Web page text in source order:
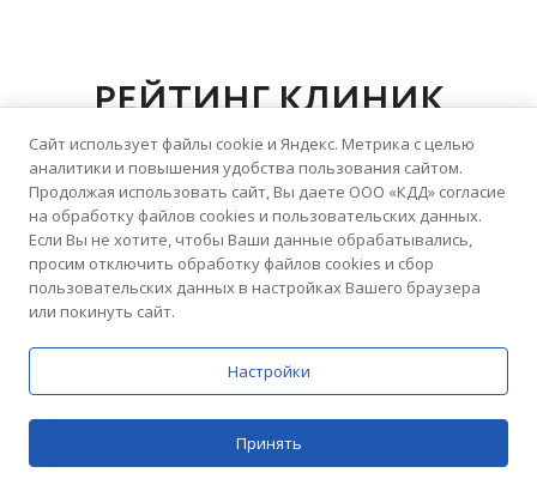
Цены Поиск
РЕЙТИНГ КЛИНИК
Домашний Доктор
Медицинский центр
5.0
76 отзывов
5.0
54 отзыва
Сайт использует файлы cookie и Яндекс. Метрика с целью
аналитики и повышения удобства пользования сайтом.
Продолжая использовать сайт, Вы даете ООО «КДД» согласие
на обработку файлов cookies и пользовательских данных.
Если Вы не хотите, чтобы Ваши данные обрабатывались,
просим отключить обработку файлов cookies и сбор
пользовательских данных в настройках Вашего браузера
или покинуть сайт.
Настройки
Принять